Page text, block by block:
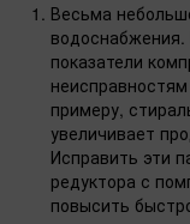
Весьма
показатели
примеру,
увеличивает
Исправить эти
редуктора с
повысить